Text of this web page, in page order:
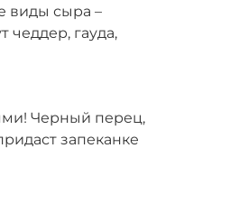
виды сыра –
чеддер, гауда,
Черный перец,
запеканке